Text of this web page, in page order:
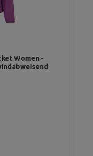
Women -
verfügbar.)